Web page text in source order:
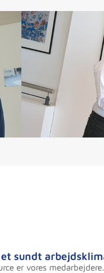
sundt
er vores